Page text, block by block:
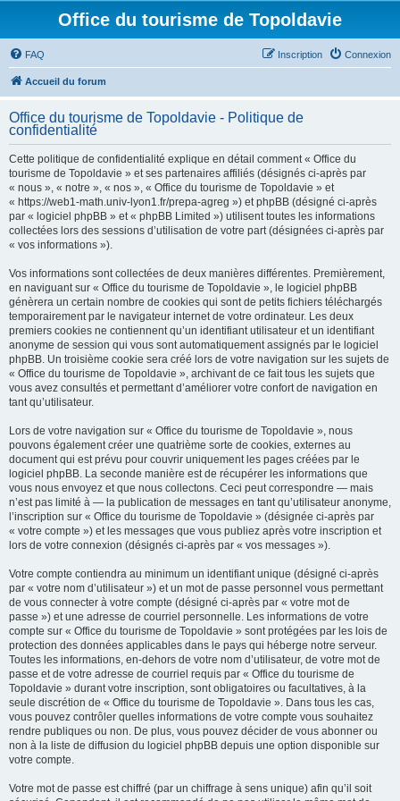
Office du tourisme de Topoldavie
FAQ Connexion
Inscription
Accueil du forum
Office du tourisme de Topoldavie - Politique de
confidentialité
Cette politique de confidentialité explique en détail comment « Office du
tourisme de Topoldavie » et ses partenaires affiliés (désignés ci-après par
« nous », « notre », « nos », « Office du tourisme de Topoldavie » et
« https://web1-math.univ-lyon1.fr/prepa-agreg ») et phpBB (désigné ci-après
par « logiciel phpBB » et « phpBB Limited ») utilisent toutes les informations
collectées lors des sessions d’utilisation de votre part (désignées ci-après par
« vos informations »).
Vos informations sont collectées de deux manières différentes. Premièrement,
en naviguant sur « Office du tourisme de Topoldavie », le logiciel phpBB
génèrera un certain nombre de cookies qui sont de petits fichiers téléchargés
temporairement par le navigateur internet de votre ordinateur. Les deux
premiers cookies ne contiennent qu’un identifiant utilisateur et un identifiant
anonyme de session qui vous sont automatiquement assignés par le logiciel
phpBB. Un troisième cookie sera créé lors de votre navigation sur les sujets de
« Office du tourisme de Topoldavie », archivant de ce fait tous les sujets que
vous avez consultés et permettant d’améliorer votre confort de navigation en
tant qu’utilisateur.
Lors de votre navigation sur « Office du tourisme de Topoldavie », nous
pouvons également créer une quatrième sorte de cookies, externes au
document qui est prévu pour couvrir uniquement les pages créées par le
logiciel phpBB. La seconde manière est de récupérer les informations que
vous nous envoyez et que nous collectons. Ceci peut correspondre — mais
n’est pas limité à — la publication de messages en tant qu’utilisateur anonyme,
l’inscription sur « Office du tourisme de Topoldavie » (désignée ci-après par
« votre compte ») et les messages que vous publiez après votre inscription et
lors de votre connexion (désignés ci-après par « vos messages »).
Votre compte contiendra au minimum un identifiant unique (désigné ci-après
par « votre nom d’utilisateur ») et un mot de passe personnel vous permettant
de vous connecter à votre compte (désigné ci-après par « votre mot de
passe ») et une adresse de courriel personnelle. Les informations de votre
compte sur « Office du tourisme de Topoldavie » sont protégées par les lois de
protection des données applicables dans le pays qui héberge notre serveur.
Toutes les informations, en-dehors de votre nom d’utilisateur, de votre mot de
passe et de votre adresse de courriel requis par « Office du tourisme de
Topoldavie » durant votre inscription, sont obligatoires ou facultatives, à la
seule discrétion de « Office du tourisme de Topoldavie ». Dans tous les cas,
vous pouvez contrôler quelles informations de votre compte vous souhaitez
rendre publiques ou non. De plus, vous pouvez décider de vous abonner ou
non à la liste de diffusion du logiciel phpBB depuis une option disponible sur
votre compte.
Votre mot de passe est chiffré (par un chiffrage à sens unique) afin qu’il soit